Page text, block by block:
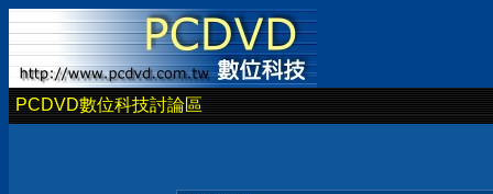
PCDVD數位科技討論區